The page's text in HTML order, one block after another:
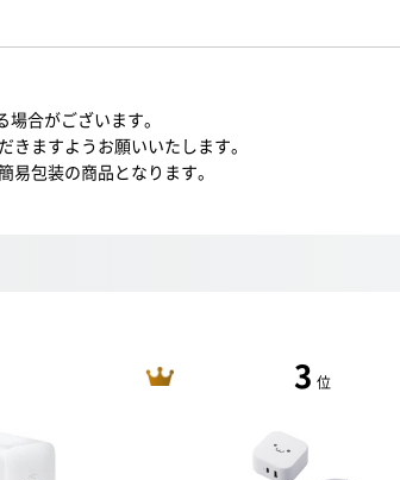
合がございます。
ますようお願いいたします。
包装の商品となります。
3 位